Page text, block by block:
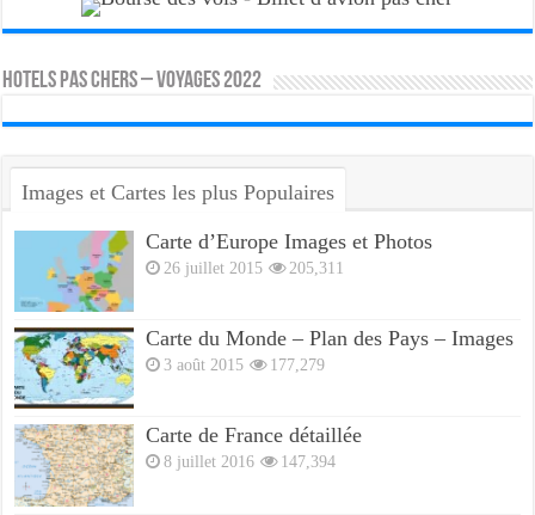
HOTELS PAS CHERS – VOYAGES 2022
Images et Cartes les plus Populaires
Carte d’Europe Images et Photos
26 juillet 2015 205,311
Carte du Monde – Plan des Pays – Images
3 août 2015 177,279
Carte de France détaillée
8 juillet 2016 147,394